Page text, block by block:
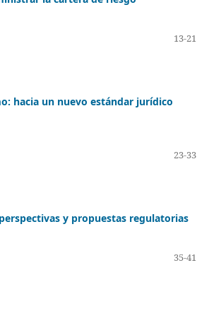
13-21
hacia un nuevo estándar jurídico
23-33
y propuestas regulatorias
35-41